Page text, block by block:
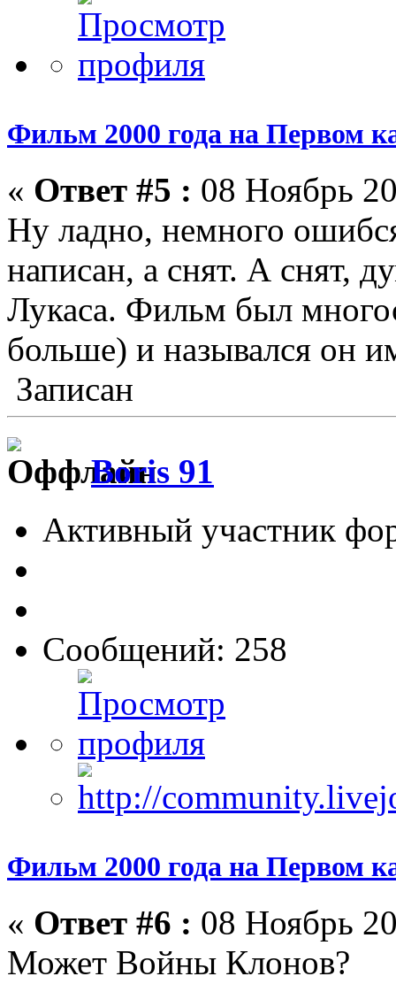
Фильм 2000 года на Первом
« Ответ #5 : 08 Ноябрь
Ну ладно, немного
написан, а снят. А снят,
Лукаса. Фильм был
больше) и назывался он
Записан
Boris 91
Активный участник
Сообщений: 258
Фильм 2000 года на Первом
« Ответ #6 : 08 Ноябрь
Может Войны Клонов?